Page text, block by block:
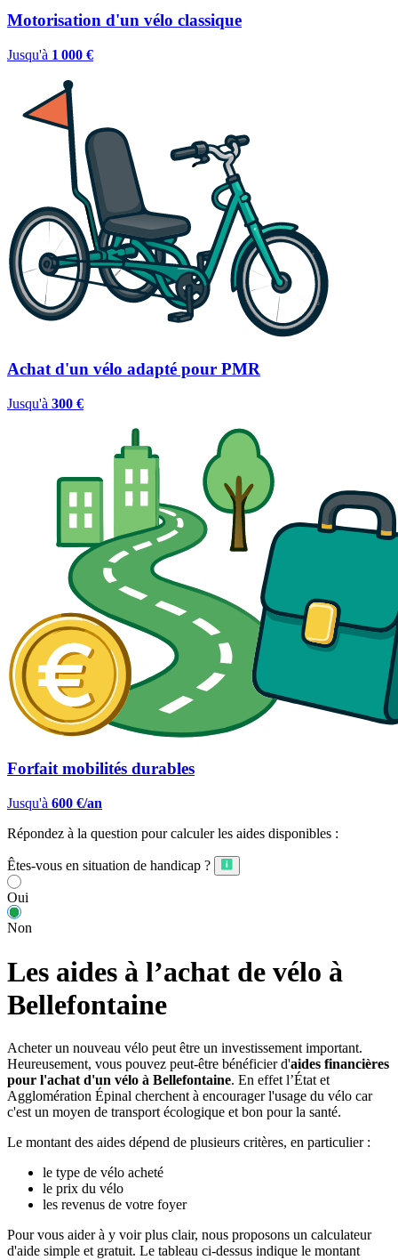
Motorisation d'un vélo classique
Jusqu'à 1 000 €
Achat d'un vélo adapté pour PMR
Jusqu'à 300 €
Forfait mobilités durables
Jusqu'à 600 €/an
Répondez à la question pour calculer les aides disponibles :
Êtes-vous en situation de handicap ?
Oui
Non
Les aides à l’achat de vélo à
Bellefontaine
Acheter un nouveau vélo peut être un investissement important.
Heureusement, vous pouvez peut-être bénéficier d'aides financières
pour l'achat d'un vélo à Bellefontaine. En effet l’État et
Agglomération Épinal cherchent à encourager l'usage du vélo car
c'est un moyen de transport écologique et bon pour la santé.
Le montant des aides dépend de plusieurs critères, en particulier :
le type de vélo acheté
le prix du vélo
les revenus de votre foyer
Pour vous aider à y voir plus clair, nous proposons un calculateur
d'aide simple et gratuit. Le tableau ci-dessus indique le montant